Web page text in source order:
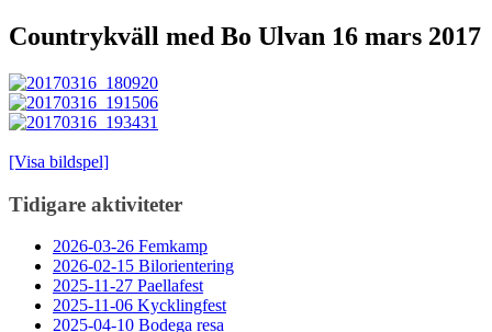
Countrykväll med Bo Ulvan 16 mars 2017
[Visa bildspel]
Tidigare aktiviteter
2026-03-26 Femkamp
2026-02-15 Bilorientering
2025-11-27 Paellafest
2025-11-06 Kycklingfest
2025-04-10 Bodega resa